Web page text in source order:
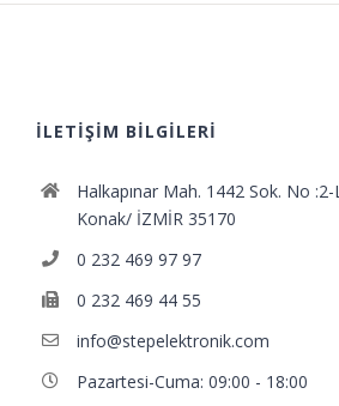
İLETİŞİM BİLGİLERİ
Halkapınar Mah. 1442 Sok. No :2-L
Konak/ İZMİR 35170
0 232 469 97 97
0 232 469 44 55
info@stepelektronik.com
Pazartesi-Cuma: 09:00 - 18:00